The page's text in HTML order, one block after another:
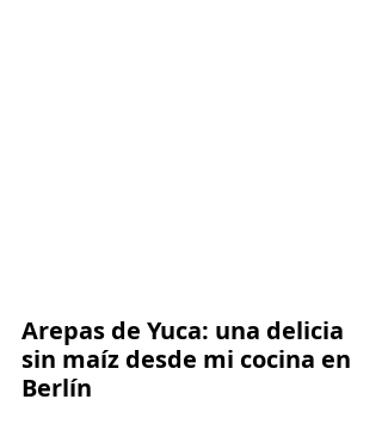
Arepas de Yuca: una delicia
sin maíz desde mi cocina en
Berlín